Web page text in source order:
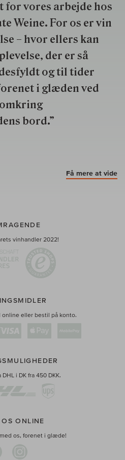
for vores arbejde hos
Weine. For os er vin
– hvor ellers kan
der er så
og til tider
i glæden ved
bord.”
Få mere at vide
vinhandler 2022!
online eller bestil på konto.
i DK fra 450 DKK.
ONLINE
os, forenet i glæde!